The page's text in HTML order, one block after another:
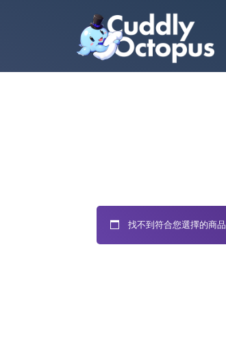
找不到符合您選擇的商品